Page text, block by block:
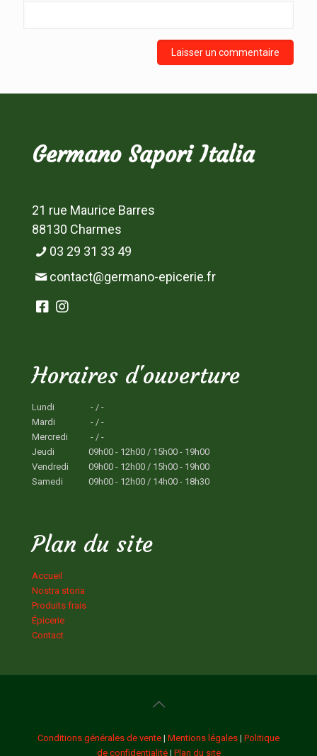
Germano Sapori Italia
21 rue Maurice Barres
88130 Charmes
03 29 31 33 49
contact@germano-epicerie.fr
Horaires d'ouverture
Lundi
- / -
Mardi
- / -
Mercredi
- / -
Jeudi
09h00 - 12h00 / 15h00 - 19h00
Vendredi
09h00 - 12h00 / 15h00 - 19h00
Samedi
09h00 - 12h00 / 14h00 - 18h30
Plan du site
Accueil
Nostra storia
Produits frais
Épicerie
Contact
Conditions générales de vente | Mentions légales | Politique
de confidentialité| Plan du site